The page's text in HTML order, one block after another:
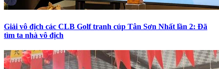
Giải vô địch các CLB Golf tranh cúp Tân Sơn Nhất lần 2: Đã
tìm ta nhà vô địch